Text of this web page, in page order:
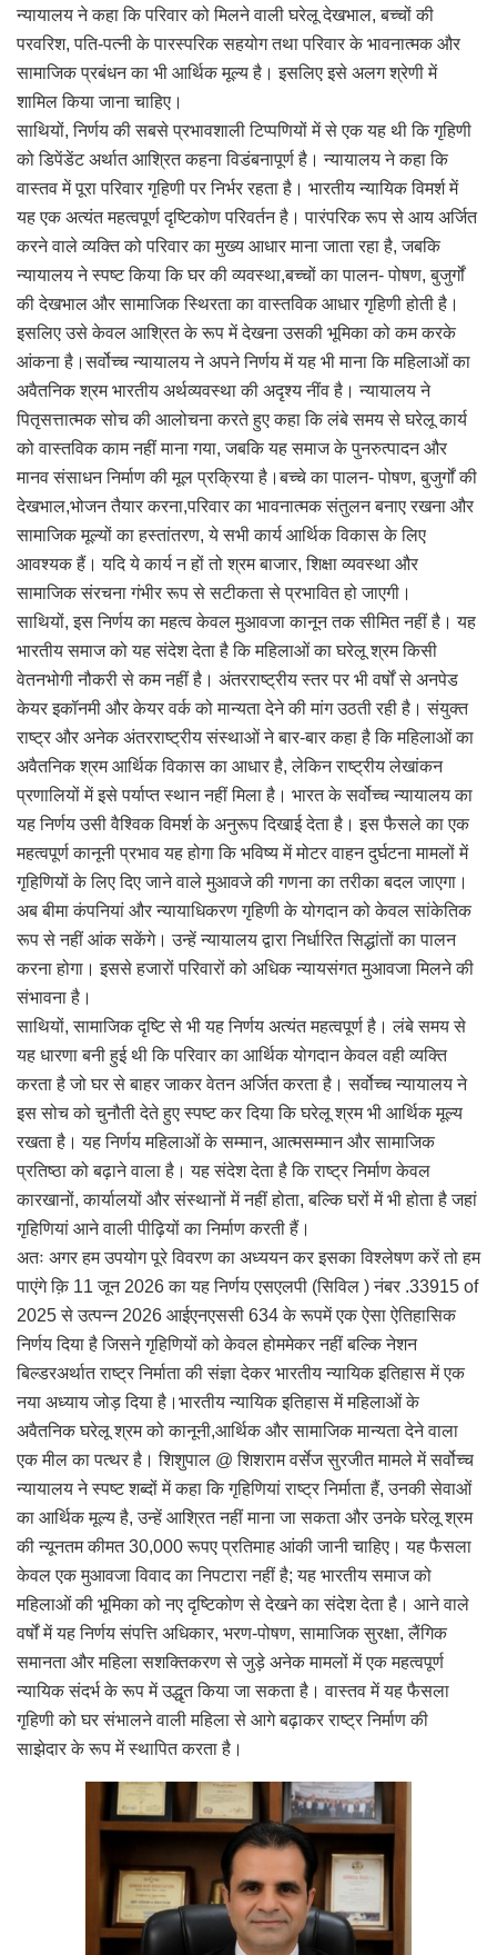
न्यायालय ने कहा कि परिवार को मिलने वाली घरेलू देखभाल, बच्चों की
परवरिश, पति-पत्नी के पारस्परिक सहयोग तथा परिवार के भावनात्मक और
सामाजिक प्रबंधन का भी आर्थिक मूल्य है। इसलिए इसे अलग श्रेणी में
शामिल किया जाना चाहिए।
साथियों, निर्णय की सबसे प्रभावशाली टिप्पणियों में से एक यह थी कि गृहिणी
को डिपेंडेंट अर्थात आश्रित कहना विडंबनापूर्ण है। न्यायालय ने कहा कि
वास्तव में पूरा परिवार गृहिणी पर निर्भर रहता है। भारतीय न्यायिक विमर्श में
यह एक अत्यंत महत्वपूर्ण दृष्टिकोण परिवर्तन है। पारंपरिक रूप से आय अर्जित
करने वाले व्यक्ति को परिवार का मुख्य आधार माना जाता रहा है, जबकि
न्यायालय ने स्पष्ट किया कि घर की व्यवस्था,बच्चों का पालन- पोषण, बुजुर्गों
की देखभाल और सामाजिक स्थिरता का वास्तविक आधार गृहिणी होती है।
इसलिए उसे केवल आश्रित के रूप में देखना उसकी भूमिका को कम करके
आंकना है।सर्वोच्च न्यायालय ने अपने निर्णय में यह भी माना कि महिलाओं का
अवैतनिक श्रम भारतीय अर्थव्यवस्था की अदृश्य नींव है। न्यायालय ने
पितृसत्तात्मक सोच की आलोचना करते हुए कहा कि लंबे समय से घरेलू कार्य
को वास्तविक काम नहीं माना गया, जबकि यह समाज के पुनरुत्पादन और
मानव संसाधन निर्माण की मूल प्रक्रिया है।बच्चे का पालन- पोषण, बुजुर्गों की
देखभाल,भोजन तैयार करना,परिवार का भावनात्मक संतुलन बनाए रखना और
सामाजिक मूल्यों का हस्तांतरण, ये सभी कार्य आर्थिक विकास के लिए
आवश्यक हैं। यदि ये कार्य न हों तो श्रम बाजार, शिक्षा व्यवस्था और
सामाजिक संरचना गंभीर रूप से सटीकता से प्रभावित हो जाएगी।
साथियों, इस निर्णय का महत्व केवल मुआवजा कानून तक सीमित नहीं है। यह
भारतीय समाज को यह संदेश देता है कि महिलाओं का घरेलू श्रम किसी
वेतनभोगी नौकरी से कम नहीं है। अंतरराष्ट्रीय स्तर पर भी वर्षों से अनपेड
केयर इकॉनमी और केयर वर्क को मान्यता देने की मांग उठती रही है। संयुक्त
राष्ट्र और अनेक अंतरराष्ट्रीय संस्थाओं ने बार-बार कहा है कि महिलाओं का
अवैतनिक श्रम आर्थिक विकास का आधार है, लेकिन राष्ट्रीय लेखांकन
प्रणालियों में इसे पर्याप्त स्थान नहीं मिला है। भारत के सर्वोच्च न्यायालय का
यह निर्णय उसी वैश्विक विमर्श के अनुरूप दिखाई देता है। इस फैसले का एक
महत्वपूर्ण कानूनी प्रभाव यह होगा कि भविष्य में मोटर वाहन दुर्घटना मामलों में
गृहिणियों के लिए दिए जाने वाले मुआवजे की गणना का तरीका बदल जाएगा।
अब बीमा कंपनियां और न्यायाधिकरण गृहिणी के योगदान को केवल सांकेतिक
रूप से नहीं आंक सकेंगे। उन्हें न्यायालय द्वारा निर्धारित सिद्धांतों का पालन
करना होगा। इससे हजारों परिवारों को अधिक न्यायसंगत मुआवजा मिलने की
संभावना है।
साथियों, सामाजिक दृष्टि से भी यह निर्णय अत्यंत महत्वपूर्ण है। लंबे समय से
यह धारणा बनी हुई थी कि परिवार का आर्थिक योगदान केवल वही व्यक्ति
करता है जो घर से बाहर जाकर वेतन अर्जित करता है। सर्वोच्च न्यायालय ने
इस सोच को चुनौती देते हुए स्पष्ट कर दिया कि घरेलू श्रम भी आर्थिक मूल्य
रखता है। यह निर्णय महिलाओं के सम्मान, आत्मसम्मान और सामाजिक
प्रतिष्ठा को बढ़ाने वाला है। यह संदेश देता है कि राष्ट्र निर्माण केवल
कारखानों, कार्यालयों और संस्थानों में नहीं होता, बल्कि घरों में भी होता है जहां
गृहिणियां आने वाली पीढ़ियों का निर्माण करती हैं।
अतः अगर हम उपयोग पूरे विवरण का अध्ययन कर इसका विश्लेषण करें तो हम
पाएंगे क़ि 11 जून 2026 का यह निर्णय एसएलपी (सिविल ) नंबर .33915 of
2025 से उत्पन्न 2026 आईएनएससी 634 के रूपमें एक ऐसा ऐतिहासिक
निर्णय दिया है जिसने गृहिणियों को केवल होममेकर नहीं बल्कि नेशन
बिल्डरअर्थात राष्ट्र निर्माता की संज्ञा देकर भारतीय न्यायिक इतिहास में एक
नया अध्याय जोड़ दिया है।भारतीय न्यायिक इतिहास में महिलाओं के
अवैतनिक घरेलू श्रम को कानूनी,आर्थिक और सामाजिक मान्यता देने वाला
एक मील का पत्थर है। शिशुपाल @ शिशराम वर्सेज सुरजीत मामले में सर्वोच्च
न्यायालय ने स्पष्ट शब्दों में कहा कि गृहिणियां राष्ट्र निर्माता हैं, उनकी सेवाओं
का आर्थिक मूल्य है, उन्हें आश्रित नहीं माना जा सकता और उनके घरेलू श्रम
की न्यूनतम कीमत 30,000 रूपए प्रतिमाह आंकी जानी चाहिए। यह फैसला
केवल एक मुआवजा विवाद का निपटारा नहीं है; यह भारतीय समाज को
महिलाओं की भूमिका को नए दृष्टिकोण से देखने का संदेश देता है। आने वाले
वर्षों में यह निर्णय संपत्ति अधिकार, भरण-पोषण, सामाजिक सुरक्षा, लैंगिक
समानता और महिला सशक्तिकरण से जुड़े अनेक मामलों में एक महत्वपूर्ण
न्यायिक संदर्भ के रूप में उद्धृत किया जा सकता है। वास्तव में यह फैसला
गृहिणी को घर संभालने वाली महिला से आगे बढ़ाकर राष्ट्र निर्माण की
साझेदार के रूप में स्थापित करता है।